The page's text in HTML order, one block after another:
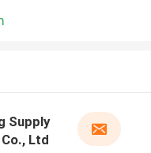
Supply
Ltd